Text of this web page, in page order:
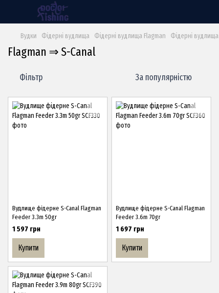
Вудки Фідерні вудлища Фідерні вудлища Flagman Фідерні
Flagman ⇒ S-Canal
Фільтр За популярністю
Вудлище фідерне S-Canal Flagman
Feeder 3.3m 50gr
1 597 грн
Купити
Вудлище фідерне S-Canal Flagman
Feeder 3.6m 70gr
1 697 грн
Купити